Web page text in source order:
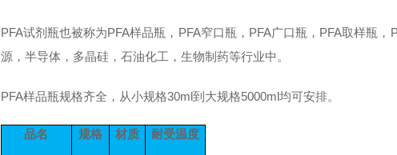
PFA试剂瓶也被称为PFA样品瓶，PFA窄口瓶，PFA广口瓶，PFA取样瓶
源，半导体，多晶硅，石油化工，生物制药等行业中。
PFA样品瓶规格齐全，从小规格30ml到大规格5000ml均可安排。
品名 规格 材质 耐受温度